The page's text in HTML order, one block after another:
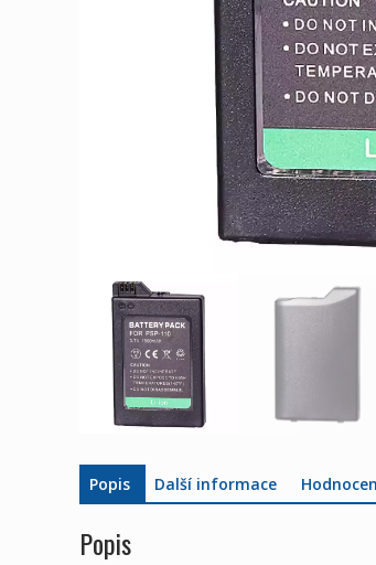
Popis Další informace
Popis